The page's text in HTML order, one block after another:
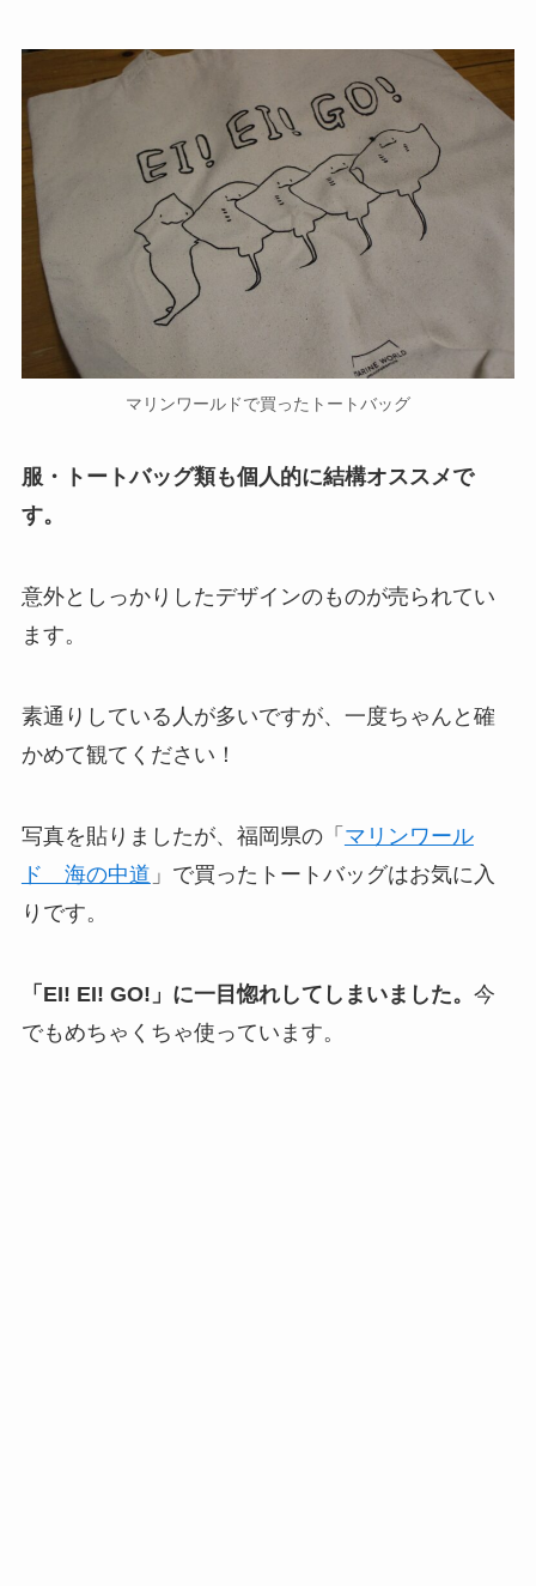
マリンワールドで買ったトートバッグ
服・トートバッグ類も個人的に結構オススメで
す。
意外としっかりしたデザインのものが売られてい
ます。
素通りしている人が多いですが、一度ちゃんと確
かめて観てください！
写真を貼りましたが、福岡県の「 マリンワール
ド 海の中道 」で買ったトートバッグはお気に入
りです。
「EI! EI! GO!」に一目惚れしてしまいました。 今
でもめちゃくちゃ使っています。